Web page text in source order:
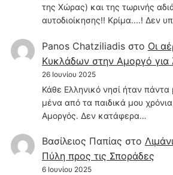
της Χώρας) και της τωρινής
αυτοδιοίκησης!! Κρίμα....! Δεν
Panos Chatziliadisστο Οι
Κυκλάδων στην Αμοργό για
26 Ιουνίου 2025
Κάθε Ελληνικό νησί ήταν πάντα
μένα από τα παιδικά μου
Αμοργός. Δεν κατάφερα…
Βασίλειος Παπίας στο
Πύλη προς τις Σποράδες
6 Ιουνίου 2025